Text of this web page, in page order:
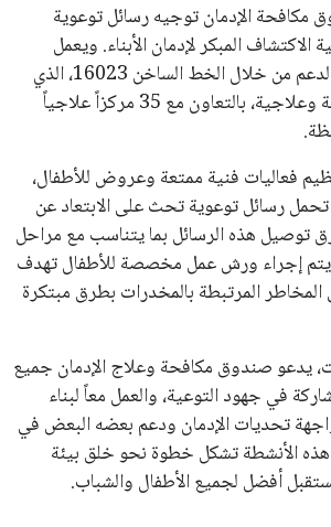
مكافحة الإدمان توجيه رسائل توعوية
الاكتشاف المبكر لإدمان الأبناء. ويعمل
الصندوق على تقديم الدعم من خلال الخط الساخن 16023، الذي
يوفر خدمات استشارية وعلاجية، بالتعاون مع 35 مركزاً علاجياً
فعاليات فنية ممتعة وعروض للأطفال،
رسائل توعوية تحث على الابتعاد عن
توصيل هذه الرسائل بما يتناسب مع مراحل
إجراء ورش عمل مخصصة للأطفال تهدف
المرتبطة بالمخدرات بطرق مبتكرة
يدعو صندوق مكافحة وعلاج الإدمان جميع
في جهود التوعية، والعمل معاً لبناء
تحديات الإدمان ودعم بعضه البعض في
هذه الأنشطة تشكل خطوة نحو خلق بيئة
أفضل لجميع الأطفال والشباب.